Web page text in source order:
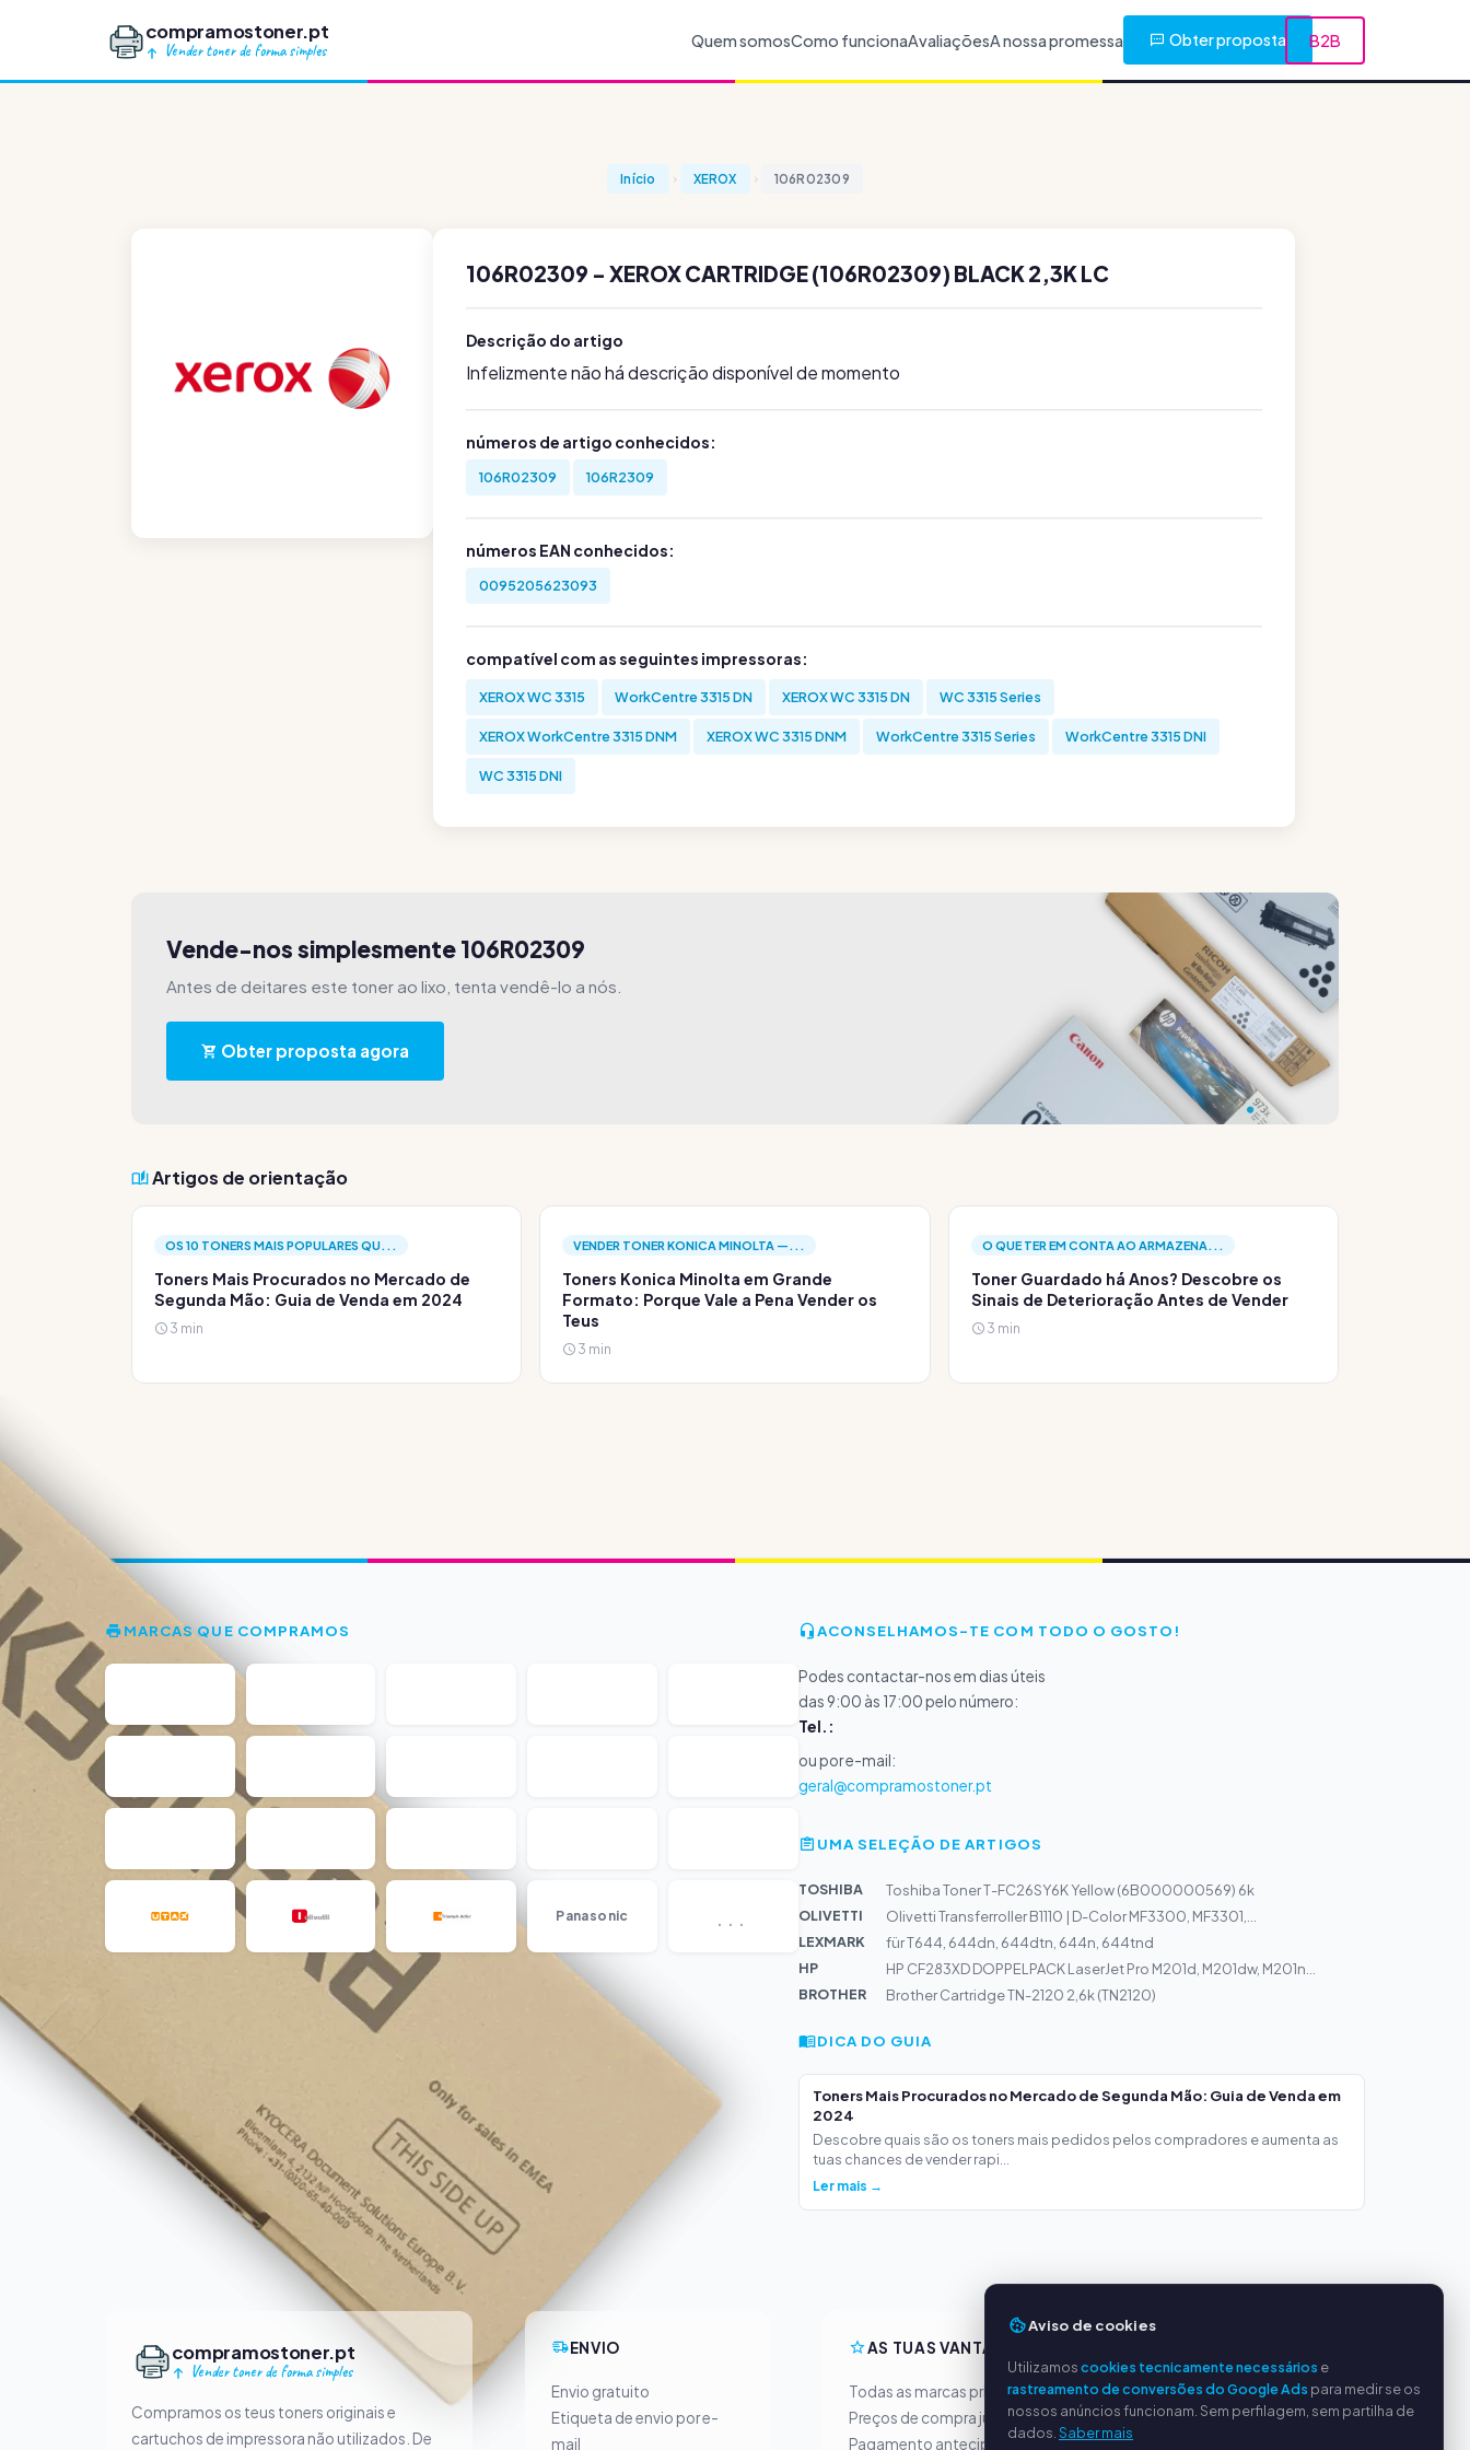
compramostoner.pt
Vender toner de forma simples
Quem somosComo funcionaAvaliaçõesA nossa promessa Obter proposta B2B
Início XEROX 106R02309
106R02309 - XEROX CARTRIDGE (106R02309) BLACK 2,3K LC
Descrição do artigo
Infelizmente não há descrição disponível de momento
números de artigo conhecidos:
106R02309 106R2309
números EAN conhecidos:
0095205623093
compatível com as seguintes impressoras:
XEROX WC 3315 WorkCentre 3315 DN XEROX WC 3315 DN WC 3315 Series
XEROX WorkCentre 3315 DNM XEROX WC 3315 DNM WorkCentre 3315 Series WorkCentre 3315 DNI
WC 3315 DNI
Vende-nos simplesmente 106R02309
Antes de deitares este toner ao lixo, tenta vendê-lo a nós.
Obter proposta agora
Artigos de orientação
OS 10 TONERS MAIS POPULARES QU...
Toners Mais Procurados no Mercado de
Segunda Mão: Guia de Venda em 2024
3 min
VENDER TONER KONICA MINOLTA —...
Toners Konica Minolta em Grande
Formato: Porque Vale a Pena Vender os
Teus
3 min
O QUE TER EM CONTA AO ARMAZENA...
Toner Guardado há Anos? Descobre os
Sinais de Deterioração Antes de Vender
3 min
MARCAS QUE COMPRAMOS
Panasonic ...
ACONSELHAMOS-TE COM TODO O GOSTO!
Podes contactar-nos em dias úteis
das 9:00 às 17:00 pelo número:
Tel.:
ou por e-mail:
geral@compramostoner.pt
UMA SELEÇÃO DE ARTIGOS
TOSHIBA
Toshiba Toner T-FC26SY6K Yellow (6B000000569) 6k
OLIVETTI
Olivetti Transferroller B1110 | D-Color MF3300, MF3301,...
LEXMARK
für T644, 644dn, 644dtn, 644n, 644tnd
HP
HP CF283XD DOPPELPACK LaserJet Pro M201d, M201dw, M201n...
BROTHER
Brother Cartridge TN-2120 2,6k (TN2120)
DICA DO GUIA
Toners Mais Procurados no Mercado de Segunda Mão: Guia de Venda em
2024
Descobre quais são os toners mais pedidos pelos compradores e aumenta as
tuas chances de vender rapi...
Ler mais →
compramostoner.pt
Vender toner de forma simples
Compramos os teus toners originais e
cartuchos de impressora não utilizados. De
ENVIO
Envio gratuito
Etiqueta de envio por e-
mail
AS TUAS VANTAGENS
Todas as marcas principais
Preços de compra justos
Pagamento antecipado
Sobre nós
Política de privacidade
Aviso de cookies
Utilizamoscookies tecnicamente necessários e
rastreamento de conversões do Google Ads para medir se os
nossos anúncios funcionam. Sem perfilagem, sem partilha de
dados. Saber mais